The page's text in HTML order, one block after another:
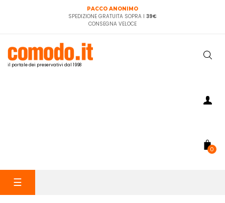
PACCO ANONIMO
SPEDIZIONE GRATUITA SOPRA I 39€
CONSEGNA VELOCE
il portale dei preservativi dal 1998
0
navigazione
☰